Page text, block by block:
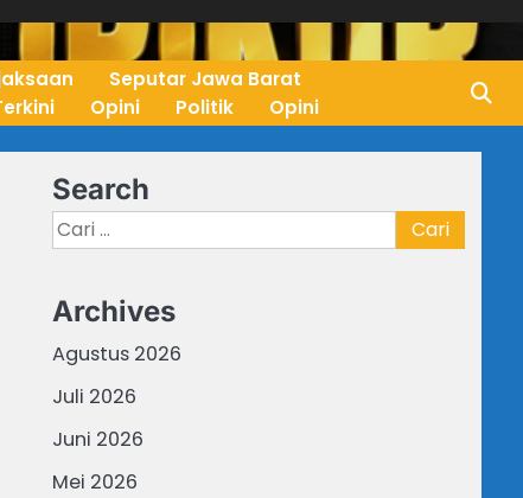
Seputar Jawa Barat
Opini Politik Opini
Search
Cari
untuk:
Archives
Agustus 2026
Juli 2026
Juni 2026
Mei 2026